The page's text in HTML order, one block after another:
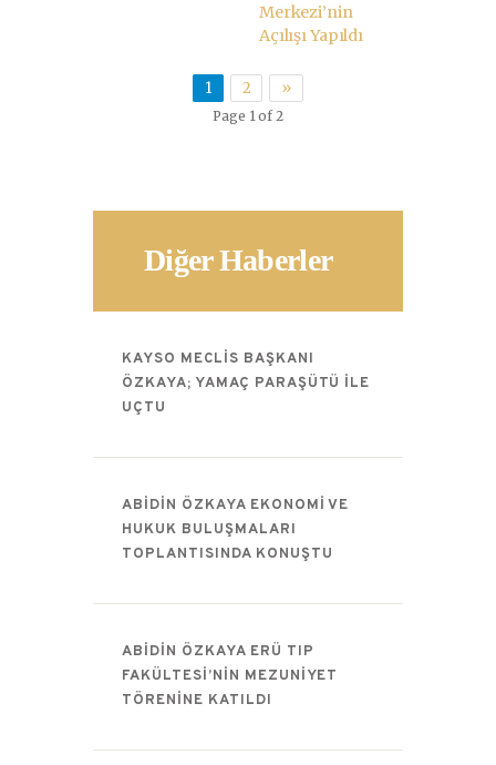
Merkezi’nin
Açılışı Yapıldı
1 2 »
Page 1 of 2
Diğer Haberler
KAYSO MECLIS BAŞKANI
ÖZKAYA; YAMAÇ PARAŞÜTÜ ILE
UÇTU
ABIDIN ÖZKAYA EKONOMI VE
HUKUK BULUŞMALARI
TOPLANTISINDA KONUŞTU
ABIDIN ÖZKAYA ERÜ TIP
FAKÜLTESI’NIN MEZUNIYET
TÖRENINE KATILDI